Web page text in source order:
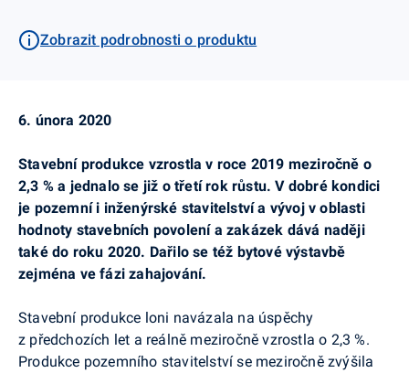
Zobrazit podrobnosti o produktu
6. února 2020
Stavební produkce vzrostla v roce 2019 meziročně o
2,3 % a jednalo se již o třetí rok růstu. V dobré kondici
je pozemní i inženýrské stavitelství a vývoj v oblasti
hodnoty stavebních povolení a zakázek dává naději
také do roku 2020. Dařilo se též bytové výstavbě
zejména ve fázi zahajování.
Stavební produkce loni navázala na úspěchy
z předchozích let a reálně meziročně vzrostla o 2,3 %.
Produkce pozemního stavitelství se meziročně zvýšila